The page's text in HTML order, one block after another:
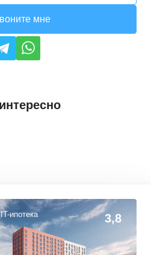
мне
IT-ипотека 3,8